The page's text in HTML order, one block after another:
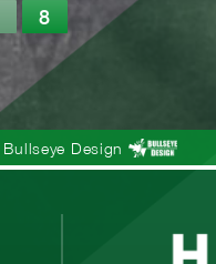
8
Bullseye Design